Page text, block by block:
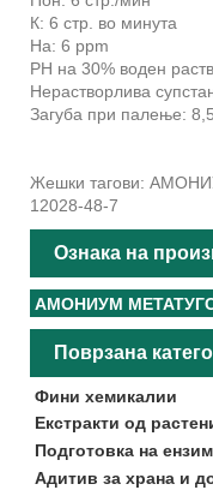
К: 6 стр. во минута
На: 6 ppm
PH на 30% воден
Нерастворлива
Загуба при палење:
Жешки тагови:
12028-48-7
Ознака на
АМОНИУМ
Поврзана
Фини хемикалии
Екстракти од
Подготовка на
Адитив за храна и